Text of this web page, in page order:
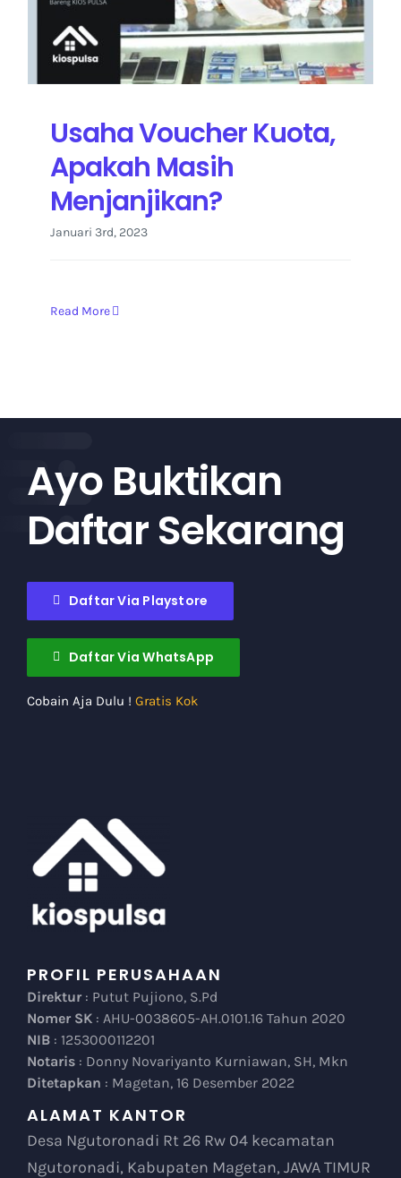
Kontak Kami
Usaha Voucher Kuota,
Apakah Masih
Menjanjikan?
Januari 3rd, 2023
Read More
Ayo Buktikan
Daftar Sekarang
Daftar Via Playstore
Daftar Via WhatsApp
Cobain Aja Dulu ! Gratis Kok
PROFIL PERUSAHAAN
Direktur : Putut Pujiono, S.Pd
Nomer SK : AHU-0038605-AH.0101.16 Tahun 2020
NIB: 1253000112201
Notaris: Donny Novariyanto Kurniawan, SH, Mkn
Ditetapkan : Magetan, 16 Desember 2022
ALAMAT KANTOR
Desa Ngutoronadi Rt 26 Rw 04 kecamatan
Ngutoronadi, Kabupaten Magetan, JAWA TIMUR